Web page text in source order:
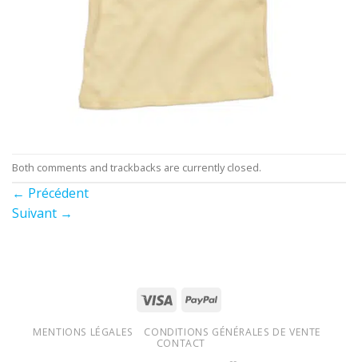
Both comments and trackbacks are currently closed.
← Précédent
Suivant →
MENTIONS LÉGALES
CONDITIONS GÉNÉRALES DE VENTE
CONTACT